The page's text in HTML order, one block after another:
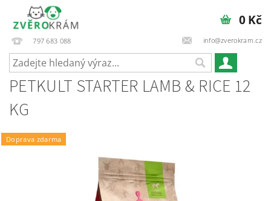
797 683 088 info@zverokram.cz
0 Kč
PETKULT STARTER LAMB & RICE 12
KG
Doprava zdarma